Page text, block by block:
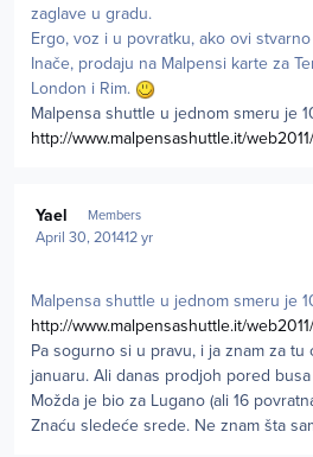
zaglave u gradu.
Ergo, voz i u povratku, ako ovi
Inače, prodaju na Malpensi karte za
London i Rim.
Malpensa shuttle u jednom smeru je
http://www.malpensashuttle.it/
Yael Members
April 30, 201412 yr
Malpensa shuttle u jednom smeru je
http://www.malpensashuttle.it/
Pa sogurno si u pravu, i ja znam za tu
januaru. Ali danas prodjoh pored
Možda je bio za Lugano (ali 16
Znaću sledeće srede. Ne znam šta